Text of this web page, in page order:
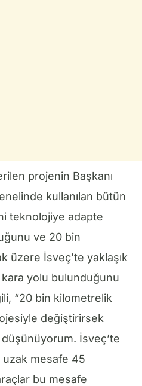
projenin Başkanı
kullanılan bütün
teknolojiye adapte
ve 20 bin
üzere İsveç’te yaklaşık
yolu bulunduğunu
“20 bin kilometrelik
değiştirirsek
düşünüyorum. İsveç’te
uzak mesafe 45
bu mesafe